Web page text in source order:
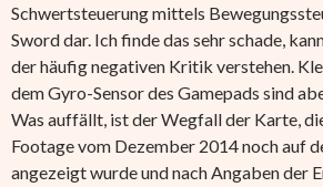
Schwertsteuerung mittels
Sword dar. Ich finde das sehr schade,
der häufig negativen Kritik verstehen.
dem Gyro-Sensor des Gamepads sind
Was auffällt, ist der Wegfall der Karte,
Footage vom Dezember 2014 noch auf
angezeigt wurde und nach Angaben der